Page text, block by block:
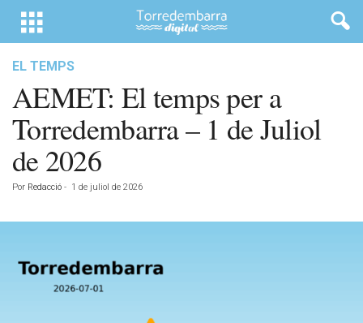
EL TEMPS
AEMET: El temps per a
Torredembarra – 1 de Juliol
de 2026
Por Redacció - 1 de juliol de 2026